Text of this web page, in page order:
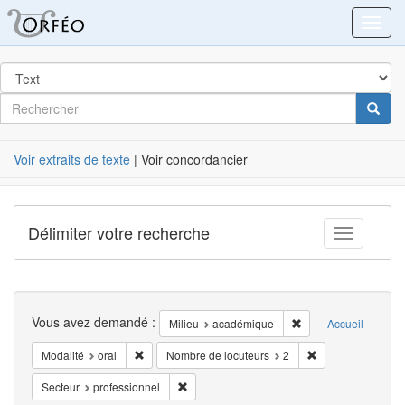
dans
Post
Label
Rechercher
Voir extraits de texte | Voir concordancier
Toggle
Délimiter votre recherche
Recherche Accueil
Vous avez demandé : Milieu académique Supprimer la
Modalité oral Supprimer la restriction Modalité: oral
Nombre de locuteurs 2
Secteur professionnel